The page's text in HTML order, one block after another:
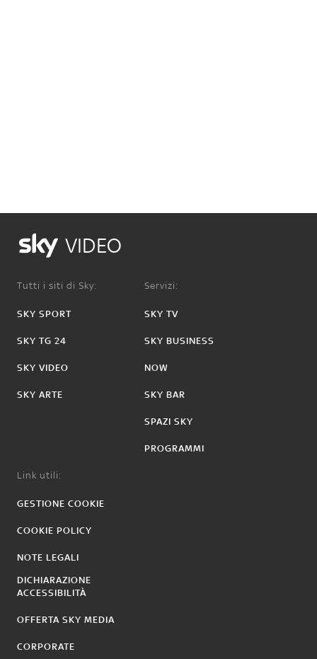
VIDEO
Tutti i siti di Sky:
SKY SPORT
SKY TG 24
SKY VIDEO
SKY ARTE
Servizi:
SKY TV
SKY BUSINESS
NOW
SKY BAR
SPAZI SKY
PROGRAMMI
Link utili:
GESTIONE COOKIE
COOKIE POLICY
NOTE LEGALI
DICHIARAZIONE
ACCESSIBILITÀ
OFFERTA SKY MEDIA
CORPORATE